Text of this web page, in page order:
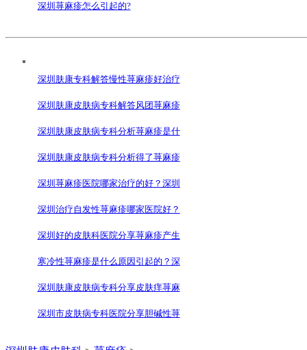
深圳荨麻疹怎么引起的?
深圳肤康专科解答慢性荨麻疹好治疗
深圳肤康皮肤病专科解答风团荨麻疹
深圳肤康皮肤病专科分析荨麻疹是什
深圳肤康皮肤病专科分析得了荨麻疹
深圳荨麻疹医院哪家治疗的好？深圳
深圳治疗自发性荨麻疹哪家医院好？
深圳好的皮肤科医院分享荨麻疹产生
寒冷性荨麻疹是什么原因引起的？深
深圳肤康皮肤病专科分享皮肤痒荨麻
深圳市皮肤病专科医院分享胆碱性荨